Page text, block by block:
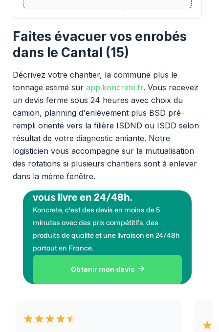
Faites évacuer vos enrobés
dans le Cantal (15)
Décrivez votre chantier, la commune plus le
tonnage estimé sur app.koncrete.fr. Vous recevez
un devis ferme sous 24 heures avec choix du
camion, planning d'enlèvement plus BSD pré-
rempli orienté vers la filière ISDND ou ISDD selon
résultat de votre diagnostic amiante. Notre
logisticien vous accompagne sur la mutualisation
des rotations si plusieurs chantiers sont à enlever
dans la même fenêtre.
vous livre en 24/48h.
Koncrete, c'est des devis en moins de 5
minutes avec des prix compétitifs, des
produits de qualité et une livraison en 24/48h
partout en France.
Obtenir mon devis 